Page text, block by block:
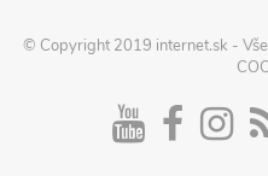
© Copyright 2019 internet.sk -